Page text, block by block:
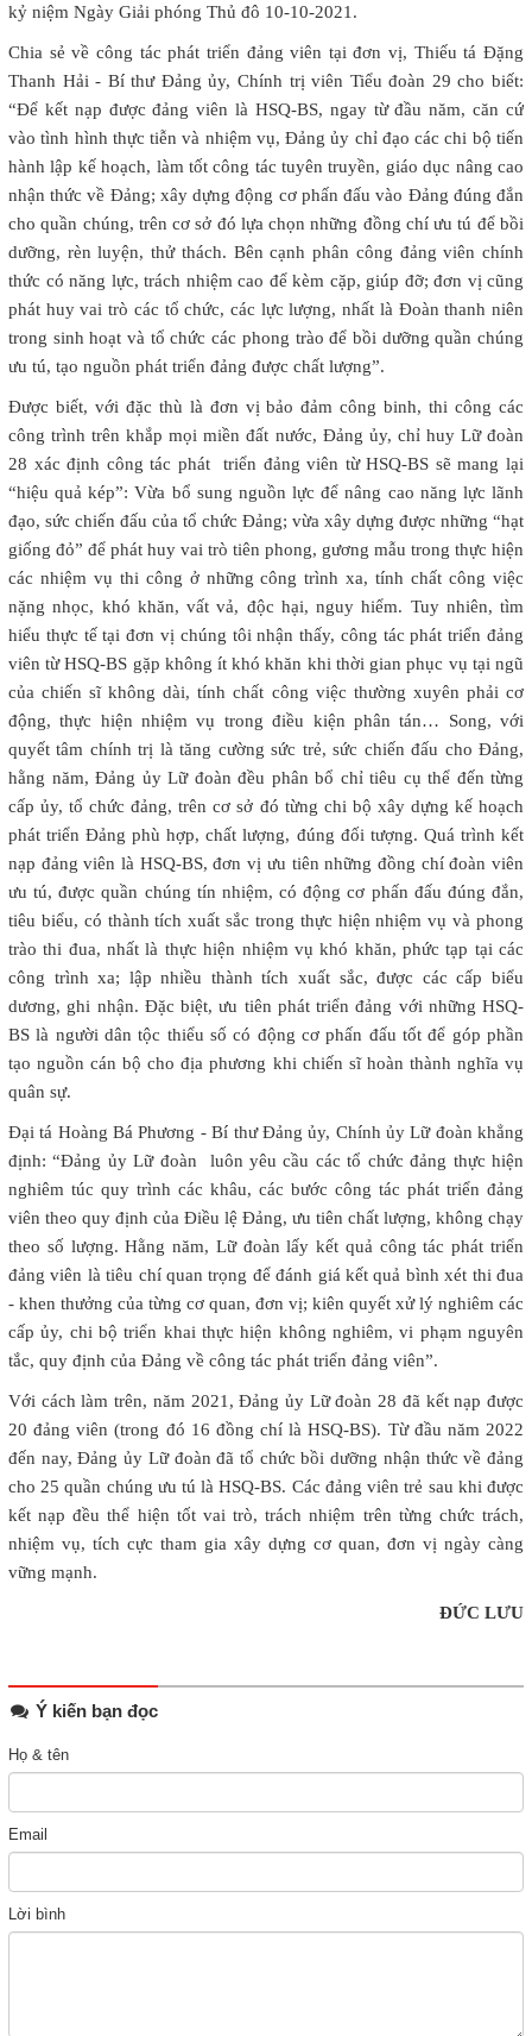
kỷ niệm Ngày Giải phóng Thủ đô 10-10-2021.
Chia sẻ về công tác phát triển đảng viên tại đơn vị, Thiếu tá Đặng
Thanh Hải - Bí thư Đảng ủy, Chính trị viên Tiểu đoàn 29 cho biết:
“Để kết nạp được đảng viên là HSQ-BS, ngay từ đầu năm, căn cứ
vào tình hình thực tiễn và nhiệm vụ, Đảng ủy chỉ đạo các chi bộ tiến
hành lập kế hoạch, làm tốt công tác tuyên truyền, giáo dục nâng cao
nhận thức về Đảng; xây dựng động cơ phấn đấu vào Đảng đúng đắn
cho quần chúng, trên cơ sở đó lựa chọn những đồng chí ưu tú để bồi
dưỡng, rèn luyện, thử thách. Bên cạnh phân công đảng viên chính
thức có năng lực, trách nhiệm cao để kèm cặp, giúp đỡ; đơn vị cũng
phát huy vai trò các tổ chức, các lực lượng, nhất là Đoàn thanh niên
trong sinh hoạt và tổ chức các phong trào để bồi dưỡng quần chúng
ưu tú, tạo nguồn phát triển đảng được chất lượng”.
Được biết, với đặc thù là đơn vị bảo đảm công binh, thi công các
công trình trên khắp mọi miền đất nước, Đảng ủy, chỉ huy Lữ đoàn
28 xác định công tác phát triển đảng viên từ HSQ-BS sẽ mang lại
“hiệu quả kép”: Vừa bổ sung nguồn lực để nâng cao năng lực lãnh
đạo, sức chiến đấu của tổ chức Đảng; vừa xây dựng được những “hạt
giống đỏ” để phát huy vai trò tiên phong, gương mẫu trong thực hiện
các nhiệm vụ thi công ở những công trình xa, tính chất công việc
nặng nhọc, khó khăn, vất vả, độc hại, nguy hiểm. Tuy nhiên, tìm
hiểu thực tế tại đơn vị chúng tôi nhận thấy, công tác phát triển đảng
viên từ HSQ-BS gặp không ít khó khăn khi thời gian phục vụ tại ngũ
của chiến sĩ không dài, tính chất công việc thường xuyên phải cơ
động, thực hiện nhiệm vụ trong điều kiện phân tán… Song, với
quyết tâm chính trị là tăng cường sức trẻ, sức chiến đấu cho Đảng,
hằng năm, Đảng ủy Lữ đoàn đều phân bổ chỉ tiêu cụ thể đến từng
cấp ủy, tổ chức đảng, trên cơ sở đó từng chi bộ xây dựng kế hoạch
phát triển Đảng phù hợp, chất lượng, đúng đối tượng. Quá trình kết
nạp đảng viên là HSQ-BS, đơn vị ưu tiên những đồng chí đoàn viên
ưu tú, được quần chúng tín nhiệm, có động cơ phấn đấu đúng đắn,
tiêu biểu, có thành tích xuất sắc trong thực hiện nhiệm vụ và phong
trào thi đua, nhất là thực hiện nhiệm vụ khó khăn, phức tạp tại các
công trình xa; lập nhiều thành tích xuất sắc, được các cấp biểu
dương, ghi nhận. Đặc biệt, ưu tiên phát triển đảng với những HSQ-
BS là người dân tộc thiểu số có động cơ phấn đấu tốt để góp phần
tạo nguồn cán bộ cho địa phương khi chiến sĩ hoàn thành nghĩa vụ
quân sự.
Đại tá Hoàng Bá Phương - Bí thư Đảng ủy, Chính ủy Lữ đoàn khẳng
định: “Đảng ủy Lữ đoàn luôn yêu cầu các tổ chức đảng thực hiện
nghiêm túc quy trình các khâu, các bước công tác phát triển đảng
viên theo quy định của Điều lệ Đảng, ưu tiên chất lượng, không chạy
theo số lượng. Hằng năm, Lữ đoàn lấy kết quả công tác phát triển
đảng viên là tiêu chí quan trọng để đánh giá kết quả bình xét thi đua
- khen thưởng của từng cơ quan, đơn vị; kiên quyết xử lý nghiêm các
cấp ủy, chi bộ triển khai thực hiện không nghiêm, vi phạm nguyên
tắc, quy định của Đảng về công tác phát triển đảng viên”.
Với cách làm trên, năm 2021, Đảng ủy Lữ đoàn 28 đã kết nạp được
20 đảng viên (trong đó 16 đồng chí là HSQ-BS). Từ đầu năm 2022
đến nay, Đảng ủy Lữ đoàn đã tổ chức bồi dưỡng nhận thức về đảng
cho 25 quần chúng ưu tú là HSQ-BS. Các đảng viên trẻ sau khi được
kết nạp đều thể hiện tốt vai trò, trách nhiệm trên từng chức trách,
nhiệm vụ, tích cực tham gia xây dựng cơ quan, đơn vị ngày càng
vững mạnh.
ĐỨC LƯU
Ý kiến bạn đọc
Họ & tên
Email
Lời bình